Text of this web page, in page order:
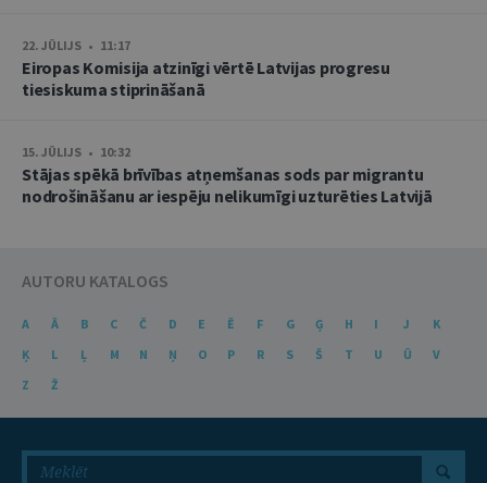
22. JŪLIJS • 11:17
Eiropas Komisija atzinīgi vērtē Latvijas progresu
tiesiskuma stiprināšanā
15. JŪLIJS • 10:32
Stājas spēkā brīvības atņemšanas sods par migrantu
nodrošināšanu ar iespēju nelikumīgi uzturēties Latvijā
AUTORU KATALOGS
A Ā B C Č D E Ē F G Ģ H I J
K
Ķ
L Ļ M N Ņ O P R S Š T U Ū
V
Z
Ž